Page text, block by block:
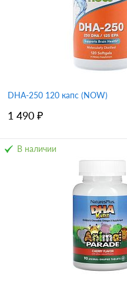
DHA-250 120 капс (NOW)
1 490 ₽
В корзину
Купить в 1 клик
В наличии